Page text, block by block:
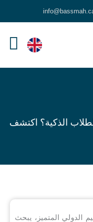
الذكية؟ اكتشف
الدولي المتميز، يبحث